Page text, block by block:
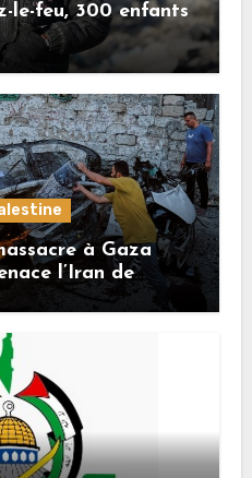
le-feu, 300 enfants
à Gaza
l’Iran de